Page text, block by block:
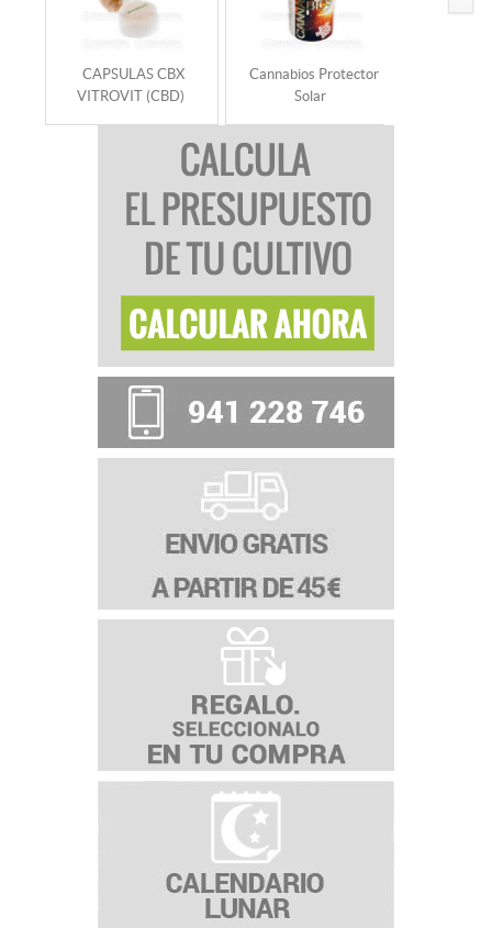
CAPSULAS CBX
VITROVIT (CBD)
Cannabios Protector
Solar